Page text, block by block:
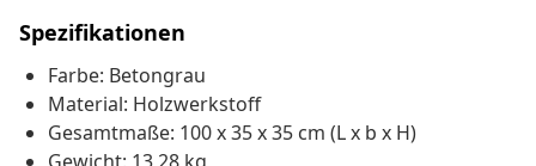
Spezifikationen
Farbe: Betongrau
Material: Holzwerkstoff
Gesamtmaße: 100 x 35 x 35 cm (L x b x H)